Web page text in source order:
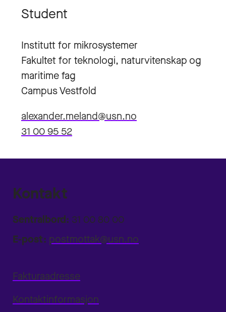
Student
Institutt for mikrosystemer
Fakultet for teknologi, naturvitenskap og
maritime fag
Campus Vestfold
alexander.meland@usn.no
31 00 95 52
Kontakt
Sentralbord: 31 00 80 00
E-post: postmottak@usn.no
Fakturaadresse
Kontaktinformasjon